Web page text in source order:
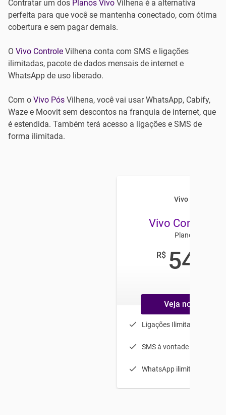
Contratar um dos Planos Vivo Vilhena é a alternativa
perfeita para que você se mantenha conectado, com ótima
cobertura e sem pagar demais.
O Vivo Controle Vilhena conta com SMS e ligações
ilimitadas, pacote de dados mensais de internet e
WhatsApp de uso liberado.
Com o Vivo Pós Vilhena, você vai usar WhatsApp, Cabify,
Waze e Moovit sem descontos na franquia de internet, que
é estendida. Também terá acesso a ligações e SMS de
forma ilimitada.
Vivo Celular
Vivo Controle
Plano Anual
R$ 54
Veja no carrinho
Ligações Ilimitadas
SMS à vontade
WhatsApp ilimitado